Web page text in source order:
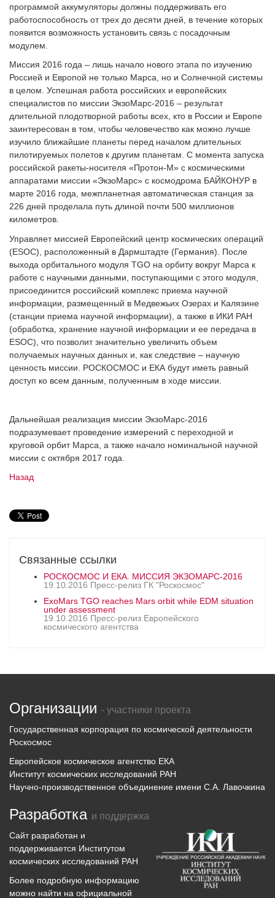
программой аккумуляторы должны поддерживать его
работоспособность от трех до десяти дней, в течение которых
появится возможность установить связь с посадочным
модулем.
Миссия 2016 года – лишь начало нового этапа по изучению
Россией и Европой не только Марса, но и Солнечной системы
в целом. Успешная работа российских и европейских
специалистов по миссии ЭкзоМарс-2016 – результат
длительной плодотворной работы всех, кто в России и Европе
заинтересован в том, чтобы человечество как можно лучше
изучило ближайшие планеты перед началом длительных
пилотируемых полетов к другим планетам. С момента запуска
российской ракеты-носителя «Протон-М» с космическими
аппаратами миссии «ЭкзоМарс» с космодрома БАЙКОНУР в
марте 2016 года, межпланетная автоматическая станция за
226 дней проделала путь длиной почти 500 миллионов
километров.
Управляет миссией Европейский центр космических операций
(ESOC), расположенный в Дармштадте (Германия). После
выхода орбитального модуля TGO на орбиту вокруг Марса к
работе с научными данными, поступающими с этого модуля,
присоединится российский комплекс приема научной
информации, размещенный в Медвежьих Озерах и Калязине
(станции приема научной информации), а также в ИКИ РАН
(обработка, хранение научной информации и ее передача в
ESOC), что позволит значительно увеличить объем
получаемых научных данных и, как следствие – научную
ценность миссии. РОСКОСМОС и ЕКА будут иметь равный
доступ ко всем данным, полученным в ходе миссии.
Дальнейшая реализация миссии ЭкзоМарс-2016
подразумевает проведение измерений с переходной и
круговой орбит Марса, а также начало номинальной научной
миссии с октября 2017 года.
Назад
Связанные ссылки
РОСКОСМОС И ЕКА. МИССИЯ ЭКЗОМАРС-2016
19.10.2016 Пресс-релиз ГК "Роскосмос"
ExoMars TGO reaches Mars orbit while EDM situation
under assessment
19.10.2016 Пресс-релиз Европейского
космического агентства
Организации - участники проекта
Государственная корпорация по космической деятельности
Роскосмос
Европейское космическое агентство ЕКА
Институт космических исследований РАН
Научно-производственное объединение имени С.А. Лавочкина
Разработка и поддержка
Сайт разработан и
поддерживается Институтом
космических исследований РАН
Более подробную информацию
можно найти на официальной